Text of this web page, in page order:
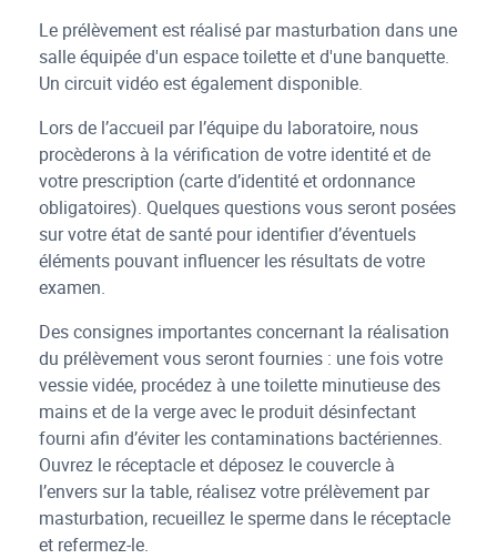
Le prélèvement est réalisé par masturbation dans une
salle équipée d'un espace toilette et d'une banquette.
Un circuit vidéo est également disponible.
Lors de l’accueil par l’équipe du laboratoire, nous
procèderons à la vérification de votre identité et de
votre prescription (carte d’identité et ordonnance
obligatoires). Quelques questions vous seront posées
sur votre état de santé pour identifier d’éventuels
éléments pouvant influencer les résultats de votre
examen.
Des consignes importantes concernant la réalisation
du prélèvement vous seront fournies : une fois votre
vessie vidée, procédez à une toilette minutieuse des
mains et de la verge avec le produit désinfectant
fourni afin d’éviter les contaminations bactériennes.
Ouvrez le réceptacle et déposez le couvercle à
l’envers sur la table, réalisez votre prélèvement par
masturbation, recueillez le sperme dans le réceptacle
et refermez-le.